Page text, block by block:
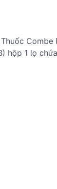
Combe
hộp 1 lọ